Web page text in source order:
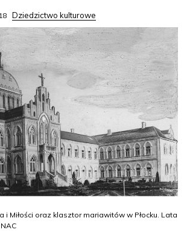
Dziedzictwo kulturowe
i Miłości oraz klasztor mariawitów w Płocku. Lata